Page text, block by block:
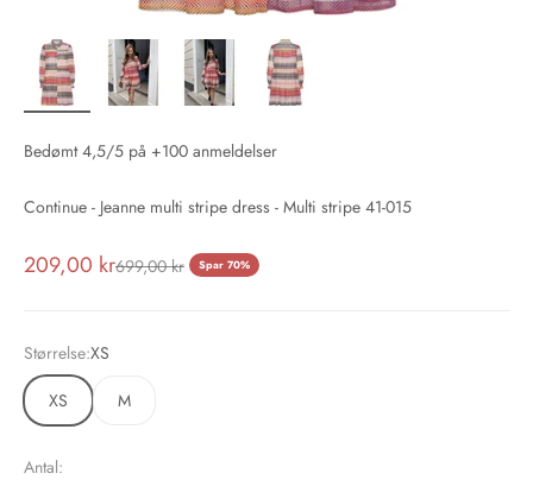
Bedømt 4,5/5 på +100 anmeldelser
Continue - Jeanne multi stripe dress - Multi stripe 41-015
Salgspris
209,00 krNormalpris
699,00 kr Spar 70%
Størrelse:XS
XS
M
Antal: